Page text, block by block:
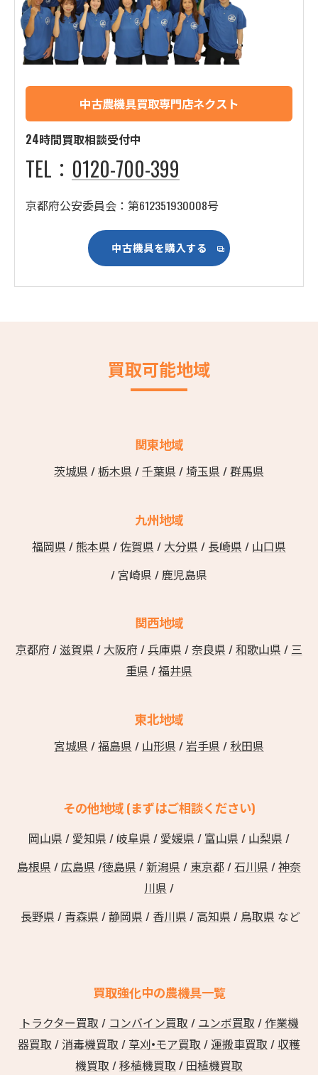
中古農機具買取専門店ネクスト
24時間買取相談受付中
TEL： 0120-700-399
京都府公安委員会：第612351930008号
中古機具を購入する
買取可能地域
関東地域
茨城県 /栃木県 /千葉県 /埼玉県 /群馬県
九州地域
福岡県 /熊本県 /佐賀県 / 大分県 / 長崎県 / 山口県
/ 宮崎県 / 鹿児島県
関西地域
京都府 /滋賀県 / 大阪府 /兵庫県 /奈良県 /和歌山県 / 三
重県 /福井県
東北地域
宮城県 /福島県 / 山形県 /岩手県 / 秋田県
その他地域 (まずはご相談ください)
岡山県 / 愛知県 / 岐阜県 / 愛媛県 / 富山県 / 山梨県 /
島根県 /広島県 /徳島県 /新潟県 / 東京都/石川県 /神奈
川県 /
長野県 / 青森県 /静岡県 / 香川県 /高知県 / 鳥取県 など
買取強化中の農機具一覧
トラクター買取/ コンバイン買取/ ユンボ買取/作業機
器買取/ 消毒機買取/ 草刈•モア買取/運搬車買取/収穫
機買取/移植機買取/ 田植機買取